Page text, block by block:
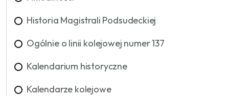
Historia Magistrali Podsudeckiej
Ogólnie o linii kolejowej numer 137
Kalendarium historyczne
Kalendarze kolejowe